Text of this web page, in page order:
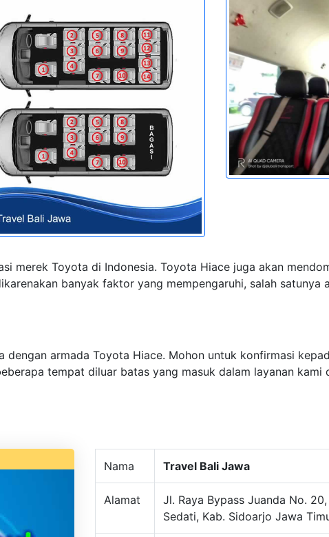
merek Toyota di Indonesia. Toyota Hiace juga akan
banyak faktor yang mempengaruhi, salah satunya
armada Toyota Hiace. Mohon untuk konfirmasi
tempat diluar batas yang masuk dalam layanan kami
Nama Travel Bali Jawa
Alamat
Jl. Raya Bypass Juanda No.
Sedati, Kab. Sidoarjo Jawa